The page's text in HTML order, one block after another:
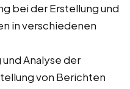
bei der Erstellung und
in verschiedenen
Analyse der
von Berichten